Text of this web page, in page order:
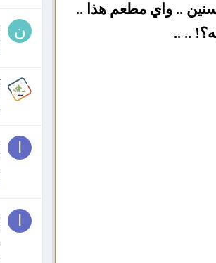
.. واي مطعم هذا ..
.. ..